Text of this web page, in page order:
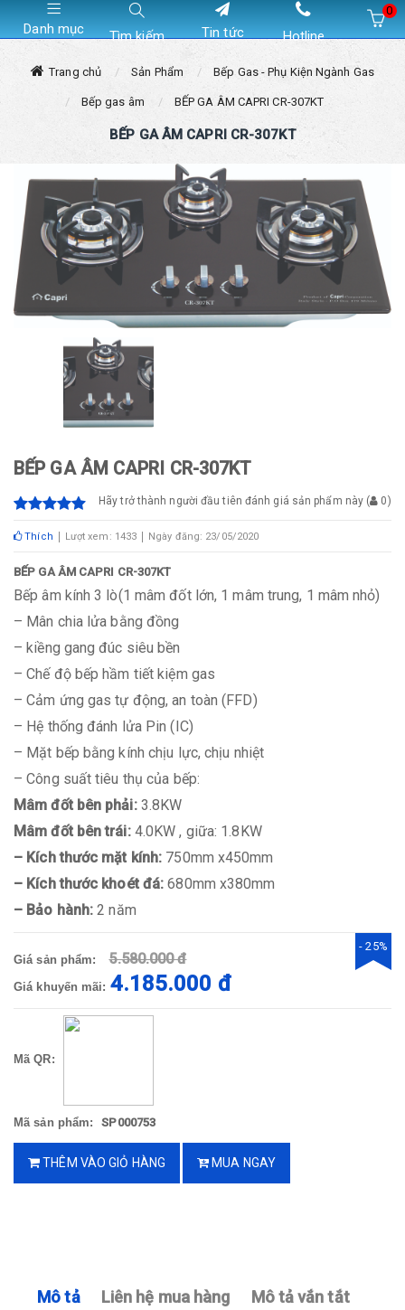
Danh mục Tìm kiếm Tin tức Hotline
0
Trang chủ Sản Phẩm Bếp Gas - Phụ Kiện Ngành Gas
Bếp gas âm BẾP GA ÂM CAPRI CR-307KT
BẾP GA ÂM CAPRI CR-307KT
BẾP GA ÂM CAPRI CR-307KT
Hãy trở thành người đầu tiên đánh giá sản phẩm này ( 0)
Thích Lượt xem: 1433 Ngày đăng: 23/05/2020
BẾP GA ÂM CAPRI CR-307KT
Bếp âm kính 3 lò(1 mâm đốt lớn, 1 mâm trung, 1 mâm nhỏ)
– Mân chia lửa bằng đồng
– kiềng gang đúc siêu bền
– Chế độ bếp hầm tiết kiệm gas
– Cảm ứng gas tự động, an toàn (FFD)
– Hệ thống đánh lửa Pin (IC)
– Mặt bếp bằng kính chịu lực, chịu nhiệt
– Công suất tiêu thụ của bếp:
Mâm đốt bên phải: 3.8KW
Mâm đốt bên trái: 4.0KW , giữa: 1.8KW
– Kích thước mặt kính: 750mm x450mm
– Kích thước khoét đá:680mm x380mm
– Bảo hành: 2 năm
Giá sản phẩm: 5.580.000 đ
Giá khuyến mãi: 4.185.000 đ
- 25%
Mã QR:
Mã sản phẩm: SP000753
THÊM VÀO GIỎ HÀNG MUA NGAY
Mô tả Liên hệ mua hàng Mô tả vắn tắt